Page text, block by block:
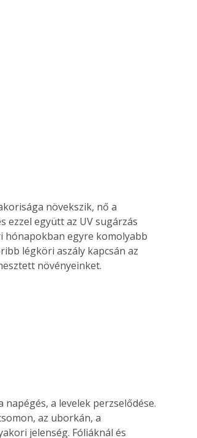
növekszik, nő a
ezzel együtt az UV sugárzás
hónapokban egyre komolyabb
légköri aszály kapcsán az
növényeinket.
a levelek perzselődése.
az uborkán, a
jelenség. Fóliáknál és